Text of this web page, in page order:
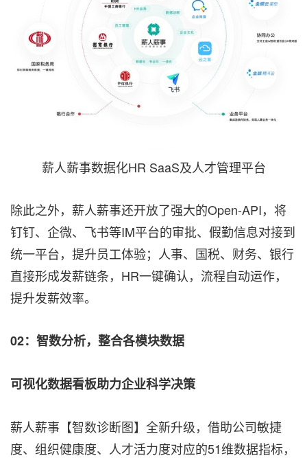
薪人薪事数据化HR SaaS及人才管理平台
除此之外，薪人薪事还开放了强大的Open-API，将
钉钉、企微、飞书等IM平台的审批、假勤信息对接到
统一平台，提升员工体验；人事、国税、财务、银行
直接形成发薪链条，HR一键确认，流程自动运作，
提升发薪效率。
02： 智数分析，整合各模块数据
可视化数据看板助力企业科学决策
薪人薪事【智数诊断图】全新升级，借助公司敏捷
度、组织健康度、人才活力度对应的51维数据指标，